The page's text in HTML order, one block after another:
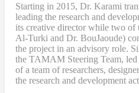
Starting in 2015, Dr. Karami
leading the research and
its creative director while two
Al-Turki and Dr. BouJaoude)
the project in an advisory role.
the TAMAM Steering Team,
of a team of researchers,
the research and development